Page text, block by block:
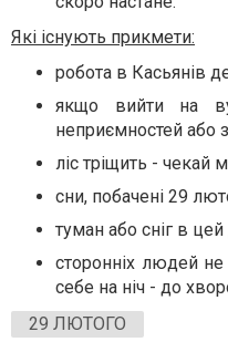
Які існують прикмети:
робота в Касьянів
якщо вийти на
неприємностей або
ліс тріщить - чекай
сни, побачені 29
туман або сніг в
сторонніх людей
себе на ніч - до
29 ЛЮТОГО